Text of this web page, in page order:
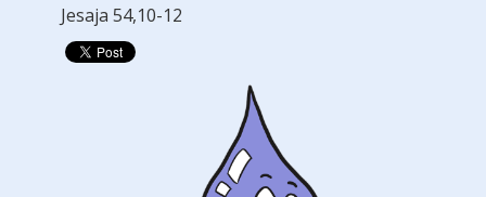
Jesaja 54,10-12